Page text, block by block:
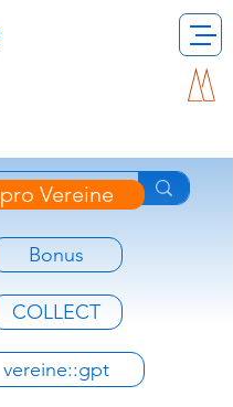
pro Vereine
Bonus
COLLECT
vereine::gpt